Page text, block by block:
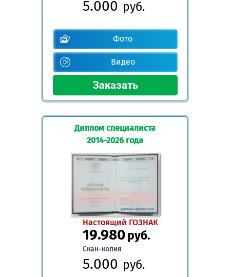
5.000 руб.
Фото
Видео
Диплом специалиста
2014-2026 года
Настоящий ГОЗНАК
19.980руб.
Скан-копия
5.000 руб.